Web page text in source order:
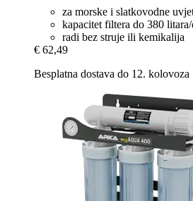
za morske i slatkovodne
kapacitet filtera do 380
radi bez struje ili kemikalija
€ 62,49
Besplatna dostava do 12. kolovoza